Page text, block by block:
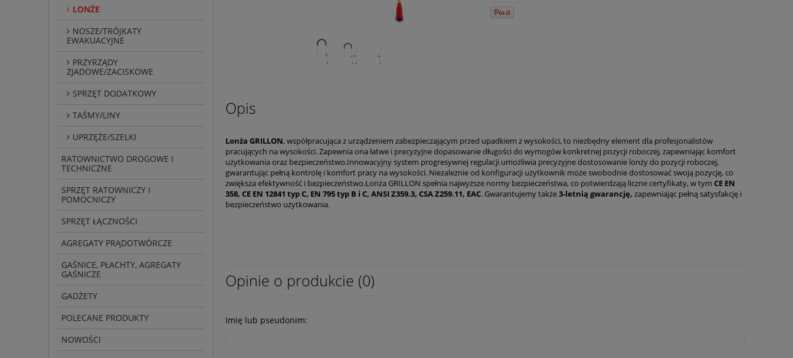
LONŻE
NOSZE/TRÓJKATY
EWAKUACYJNE
PRZYRZĄDY
ZJADOWE/ZACISKOWE
SPRZĘT DODATKOWY
TAŚMY/LINY
UPRZĘŻE/SZELKI
RATOWNICTWO DROGOWE I
TECHNICZNE
SPRZĘT RATOWNICZY I
POMOCNICZY
SPRZĘT ŁĄCZNOŚCI
AGREGATY PRĄDOTWÓRCZE
GAŚNICE, PŁACHTY, AGREGATY
GAŚNICZE
GADŻETY
POLECANE PRODUKTY
NOWOŚCI
Opis
Lonża GRILLON, współpracująca z urządzeniem zabezpieczającym przed upadkiem z wysokości, to niezbędny element dla profesjonalistów
pracujących na wysokości. Zapewnia ona łatwe i precyzyjne dopasowanie długości do wymogów konkretnej pozycji roboczej, zapewniając komfort
użytkowania oraz bezpieczeństwo.Innowacyjny system progresywnej regulacji umożliwia precyzyjne dostosowanie lonży do pozycji roboczej,
gwarantując pełną kontrolę i komfort pracy na wysokości. Niezależnie od konfiguracji użytkownik może swobodnie dostosować swoją pozycję, co
zwiększa efektywność i bezpieczeństwo.Lonża GRILLON spełnia najwyższe normy bezpieczeństwa, co potwierdzają liczne certyfikaty, w tym CE EN
358, CE EN 12841 typ C, EN 795 typ B i C, ANSI Z359.3, CSA Z259.11, EAC. Gwarantujemy także3-letnią gwarancję, zapewniając pełną satysfakcję i
bezpieczeństwo użytkowania.
Opinie o produkcie (0)
Imię lub pseudonim: